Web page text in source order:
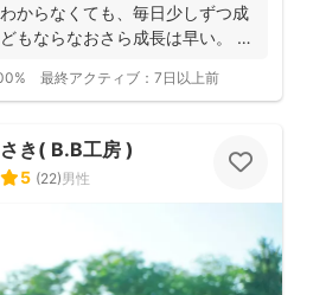
からなくても、毎日少しずつ成
もならなおさら成長は早い。
最終アクティブ： 7日以上前
き( B.B工房 )
5 (22)男性